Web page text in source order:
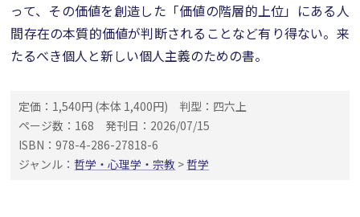
って、その価値を創造した「価値の階層的上位」にある人
間存在の本質的価値が判断されることなど有り得ない。来
たるべき個人と新しい個人主義のための書。
定価：1,540円 (本体 1,400円)
判型：四六上
ページ数：168
発刊日：2026/07/15
ISBN：978-4-286-27818-6
ジャンル：哲学・心理学・宗教 >哲学